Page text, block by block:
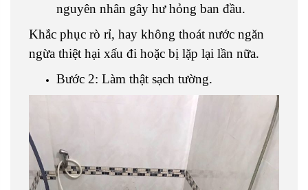
nguyên nhân gây hư hỏng ban đầu.
Khắc phục rò rỉ, hay không thoát nước ngăn
ngừa thiệt hại xấu đi hoặc bị lặp lại lần nữa.
Bước 2: Làm thật sạch tường.